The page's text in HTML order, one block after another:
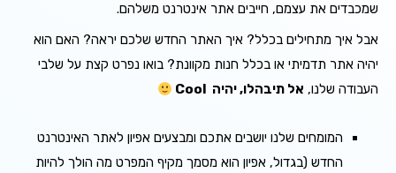
שמכבדים את עצמם, חייבים אתר אינטרנט משלהם.
אבל איך מתחילים בכלל? איך האתר החדש שלכם יראה? האם הוא
יהיה אתר תדמיתי או בכלל חנות מקוונת? בואו נפרט קצת על שלבי
העבודה שלנו, אל תיבהלו, יהיה Cool
המומחים שלנו יושבים אתכם ומבצעים אפיון לאתר האינטרנט
החדש (בגדול, אפיון הוא מסמך מקיף המפרט מה הולך להיות